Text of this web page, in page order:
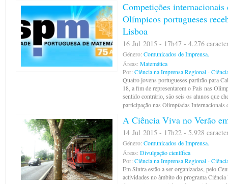
Competições internacionais
Olímpicos portugueses
Lisboa
16 Jul 2015 - 17h47 - 4.276
Género: Comunicados de Imprensa.
Áreas: Matemática
Por: Ciência na Imprensa Regional -
Quatro jovens portugueses partirão para
18, a fim de representarem o País nas
sentido contrário, são seis os alunos que
participação nas Olimpíadas Internacionais
A Ciência Viva no Verão
14 Jul 2015 - 17h22 - 5.928
Género: Comunicados de Imprensa.
Áreas: Divulgação científica
Por: Ciência na Imprensa Regional -
Em Sintra estão a ser organizadas, pelo
actividades no âmbito do programa